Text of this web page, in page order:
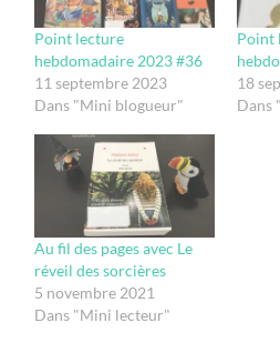
Point lecture
hebdomadaire 2023 #36
11 septembre 2023
Dans "Mini blogueur"
Point
18
Dans
Au fil des pages avec Le
réveil des sorcières
5 novembre 2021
Dans "Mini lecteur"